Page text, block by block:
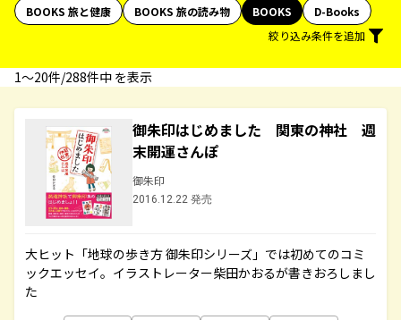
BOOKS 旅と健康
BOOKS 旅の読み物 BOOKS
D-Books
絞り込み条件を追加
1〜20件/288件中 を表示
御朱印はじめました 関東の神社 週
末開運さんぽ
御朱印
2016.12.22 発売
大ヒット「地球の歩き方 御朱印シリーズ」では初めてのコミ
ックエッセイ。イラストレーター柴田かおるが書きおろしまし
た